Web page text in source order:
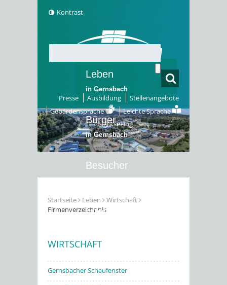
Kontrast
Presse Ausbildung
Stellenangebote
Gebärdensprache
Leichte Sprache
Sightseeing
Leben
in Gernsbach
Bürger
in Gernsbach
Besucher
Erleben
Startseite Leben
Wirtschaft
Firmenverzeichnnis
WIRTSCHAFT
Gernsbacher Schaufenster